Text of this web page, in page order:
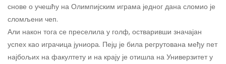
снове о учешћу на Олимпијским играма једног дана сломио је
сломљени чеп.
Али након тога се преселила у голф, остваривши значајан
успех као играчица јуниора. Пејџ је била регрутована међу пет
најбољих на факултету и на крају је отишла на Универзитет у